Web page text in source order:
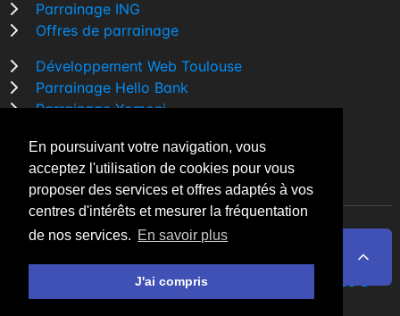
En poursuivant votre navigation, vous
acceptez l'utilisation de cookies pour vous
proposer des services et offres adaptés à vos
centres d'intérêts et mesurer la fréquentation
de nos services. En savoir plus
J'ai compris
Parrainage ING
Offres de parrainage
Développement Web Toulouse
Parrainage Hello Bank
Parrainage Yomoni
Comparatif banque
By Night v5.7.3| © 2026 - Tous droits réservés
par undéveloppeur Web Freelance à
Toulouse